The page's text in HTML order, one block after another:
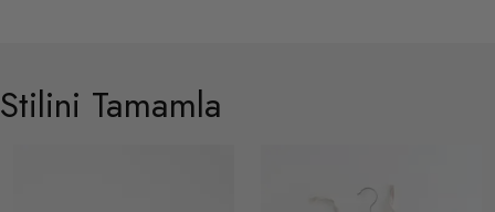
Stilini Tamamla